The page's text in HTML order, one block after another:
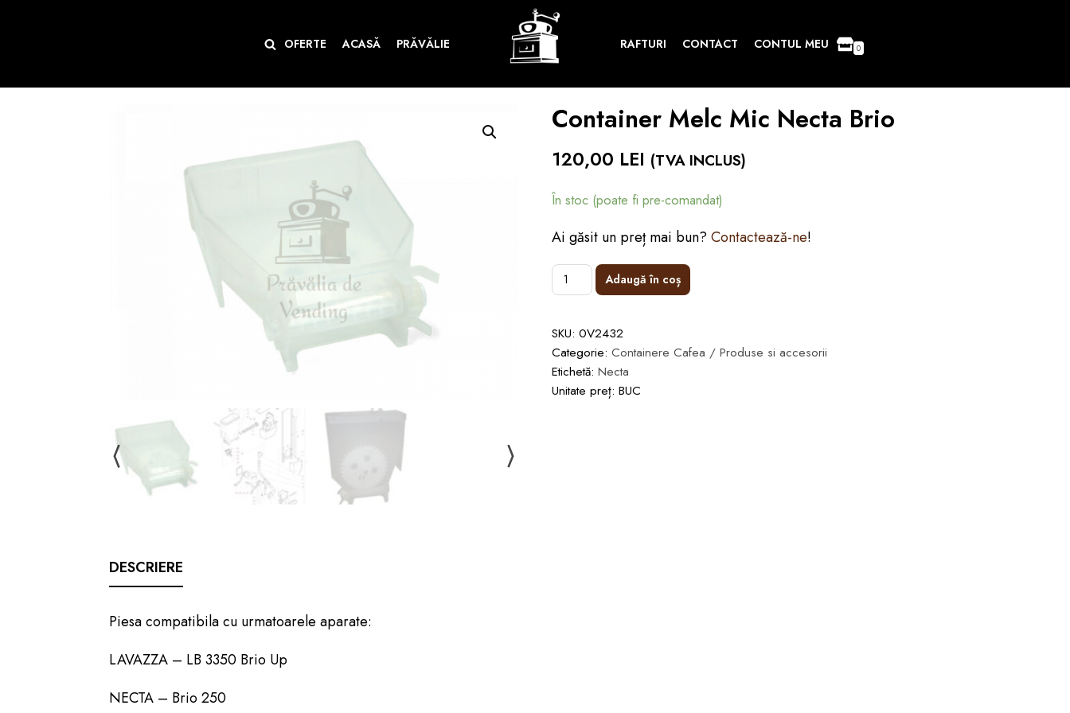
conținut
OFERTE ACASĂ PRĂVĂLIE RAFTURI CONTACT CONTUL MEU 0
Container Melc Mic Necta Brio
120,00 LEI (TVA INCLUS)
În stoc (poate fi pre-comandat)
Ai găsit un preț mai bun?Contactează-ne!
Adaugă în coș
SKU:0V2432
Categorie:Containere Cafea / Produse si accesorii
Etichetă:Necta
Unitate preț: BUC
DESCRIERE
Piesa compatibila cu urmatoarele aparate:
LAVAZZA – LB 3350 Brio Up
NECTA – Brio 250